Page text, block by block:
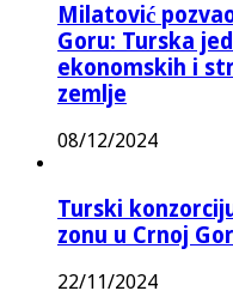
Milatović
Goru: Turska
ekonomskih i
zemlje
08/12/2024
Turski
zonu u Crnoj
22/11/2024